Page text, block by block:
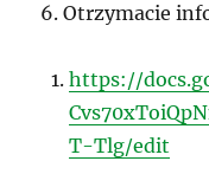
6. Otrzymacie
https://
T-Tlg/edit